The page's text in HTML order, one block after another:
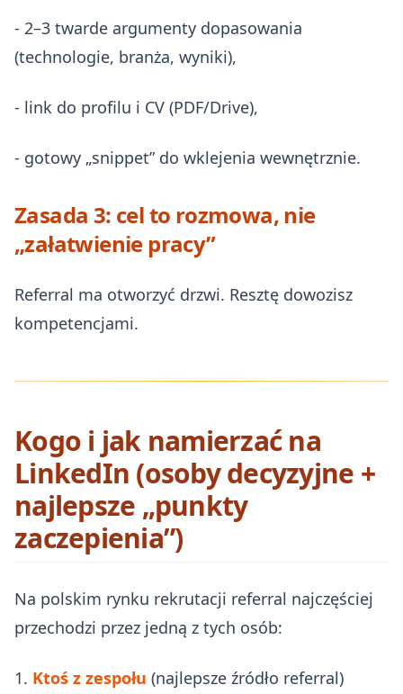
- 2–3 twarde argumenty dopasowania
(technologie, branża, wyniki),
- link do profilu i CV (PDF/Drive),
- gotowy „snippet” do wklejenia wewnętrznie.
Zasada 3: cel to rozmowa, nie
„załatwienie pracy”
Referral ma otworzyć drzwi. Resztę dowozisz
kompetencjami.
Kogo i jak namierzać na
LinkedIn (osoby decyzyjne +
najlepsze „punkty
zaczepienia”)
Na polskim rynku rekrutacji referral najczęściej
przechodzi przez jedną z tych osób:
1. Ktoś z zespołu (najlepsze źródło referral)